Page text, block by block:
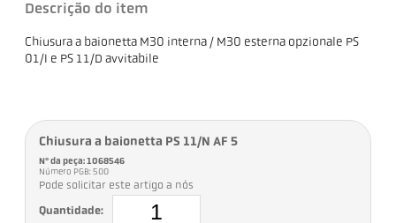
Descrição do item
Chiusura a baionetta M30 interna / M30 esterna opzionale PS
01/I e PS 11/D avvitabile
Chiusura a baionetta PS 11/N AF 5
Nº da peça: 1068546
Número PGB: 500
Pode solicitar este artigo a nós
Quantidade: